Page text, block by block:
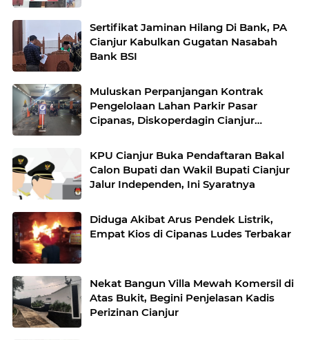
Sertifikat Jaminan Hilang Di Bank, PA
Cianjur Kabulkan Gugatan Nasabah
Bank BSI
Muluskan Perpanjangan Kontrak
Pengelolaan Lahan Parkir Pasar
Cipanas, Diskoperdagin Cianjur
KPU Cianjur Buka Pendaftaran Bakal
Calon Bupati dan Wakil Bupati Cianjur
Jalur Independen, Ini Syaratnya
Diduga Akibat Arus Pendek Listrik,
Empat Kios di Cipanas Ludes Terbakar
Nekat Bangun Villa Mewah Komersil di
Atas Bukit, Begini Penjelasan Kadis
Perizinan Cianjur